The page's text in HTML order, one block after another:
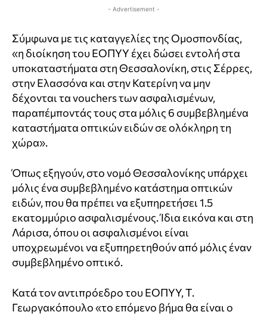
- Advertisement -
Σύμφωνα με τις καταγγελίες της Ομοσπονδίας,
«η διοίκηση του ΕΟΠΥΥ έχει δώσει εντολή στα
υποκαταστήματα στη Θεσσαλονίκη, στις Σέρρες,
στην Ελασσόνα και στην Κατερίνη να μην
δέχονται τα vouchers των ασφαλισμένων,
παραπέμποντάς τους στα μόλις 6 συμβεβλημένα
καταστήματα οπτικών ειδών σε ολόκληρη τη
χώρα».
Όπως εξηγούν, στο νομό Θεσσαλονίκης υπάρχει
μόλις ένα συμβεβλημένο κατάστημα οπτικών
ειδών, που θα πρέπει να εξυπηρετήσει 1.5
εκατομμύριο ασφαλισμένους. Ίδια εικόνα και στη
Λάρισα, όπου οι ασφαλισμένοι είναι
υποχρεωμένοι να εξυπηρετηθούν από μόλις έναν
συμβεβλημένο οπτικό.
Κατά τον αντιπρόεδρο του ΕΟΠΥΥ, Τ.
Γεωργακόπουλο «το επόμενο βήμα θα είναι ο